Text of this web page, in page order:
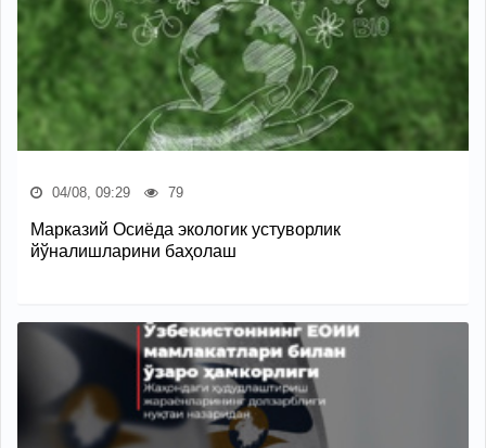
04/08, 09:29 79
Марказий Осиёда экологик устуворлик
йўналишларини баҳолаш